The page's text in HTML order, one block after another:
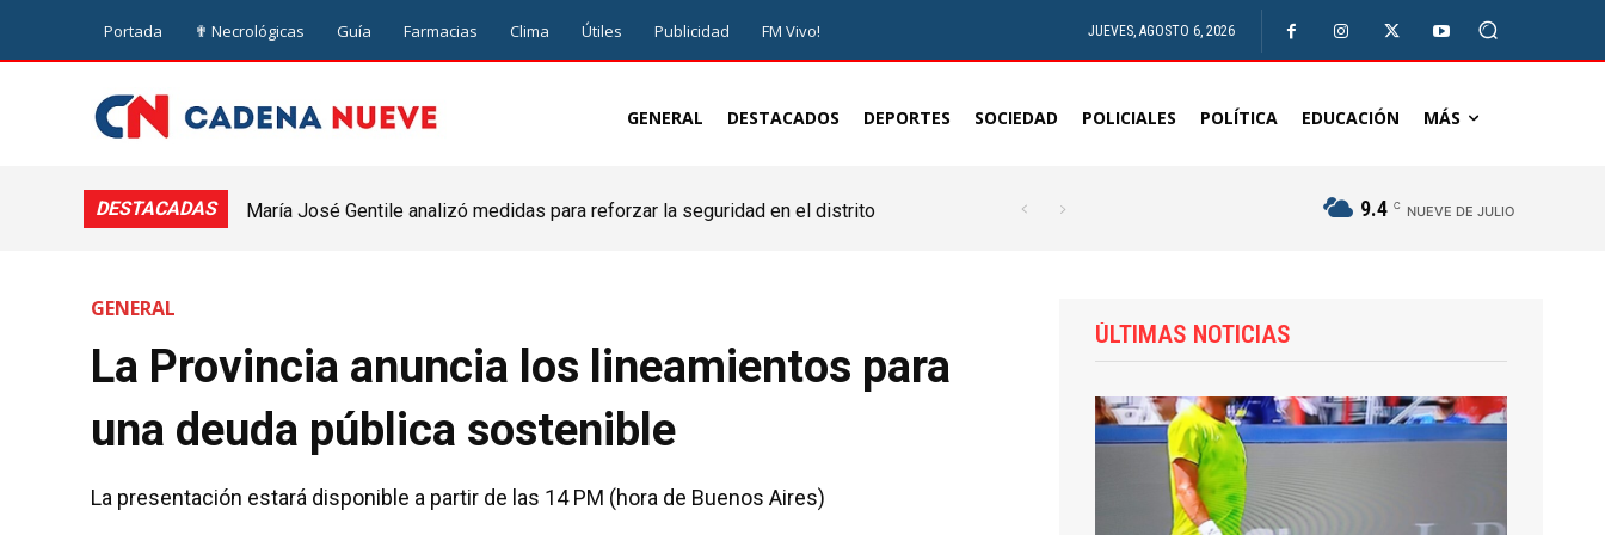
Portada ✟ Necrológicas Guía Farmacias Clima Útiles Publicidad FM Vivo! JUEVES, AGOSTO 6, 2026
GENERAL DESTACADOS DEPORTES SOCIEDAD POLICIALES POLÍTICA EDUCACIÓN MÁS
DESTACADAS
María José Gentile analizó medidas para reforzar la seguridad en el distrito
9.4 C NUEVE DE JULIO
GENERAL
La Provincia anuncia los lineamientos para
una deuda pública sostenible
La presentación estará disponible a partir de las 14 PM (hora de Buenos Aires)
ÚLTIMAS NOTICIAS